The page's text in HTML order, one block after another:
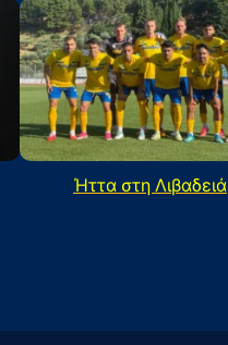
Ήττα στη Λιβαδειά